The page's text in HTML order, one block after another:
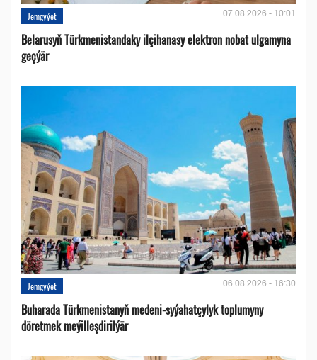
Jemgyýet 07.08.2026 - 10:01
Belarusyň Türkmenistandaky ilçihanasy elektron nobat ulgamyna
geçýär
Jemgyýet 06.08.2026 - 16:30
Buharada Türkmenistanyň medeni-syýahatçylyk toplumyny
döretmek meýilleşdirilýär